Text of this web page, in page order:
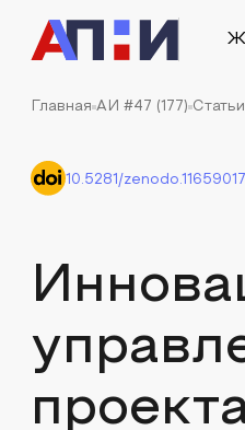
Главная АИ #47 (177)
10.5281/zenodo.11659017